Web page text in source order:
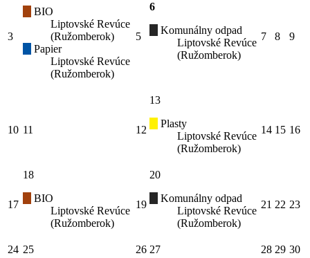
3
BIO
Liptovské Revúce
(Ružomberok)
Papier
Liptovské Revúce
(Ružomberok)
5
6
Komunálny odpad
Liptovské Revúce
(Ružomberok)
7 8 9
10 11 12
13
Plasty
Liptovské Revúce
(Ružomberok)
14 15 16
17
18
BIO
Liptovské Revúce
(Ružomberok)
19
20
Komunálny odpad
Liptovské Revúce
(Ružomberok)
21 22 23
24 25 26 27 28 29 30